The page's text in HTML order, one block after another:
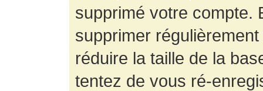
supprimé votre compte.
supprimer
réduire la taille de la
tentez de vous ré-